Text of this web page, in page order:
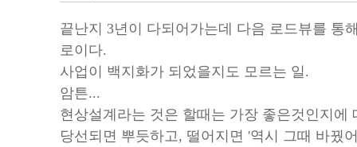
끝난지 3년이 다되어가는데 다음 로드뷰를 통
로이다.
사업이 백지화가 되었을지도 모르는 일.
암튼...
현상설계라는 것은 할때는 가장 좋은것인지에
당선되면 뿌듯하고, 떨어지면 '역시 그때 바꿨